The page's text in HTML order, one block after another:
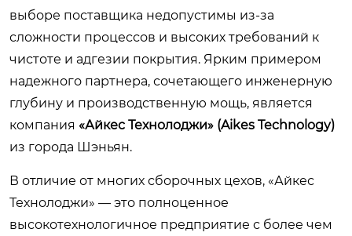
выборе поставщика недопустимы из-за
сложности процессов и высоких требований к
чистоте и адгезии покрытия. Ярким примером
надежного партнера, сочетающего инженерную
глубину и производственную мощь, является
компания «Айкес Технолоджи» (Aikes Technology)
из города Шэньян.
В отличие от многих сборочных цехов, «Айкес
Технолоджи» — это полноценное
высокотехнологичное предприятие с более чем